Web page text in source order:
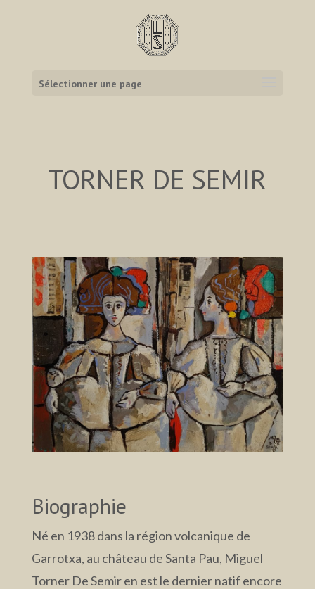
Sélectionner une page
TORNER DE SEMIR
Biographie
Né en 1938 dans la région volcanique de
Garrotxa, au château de Santa Pau, Miguel
Torner De Semir en est le dernier natif encore